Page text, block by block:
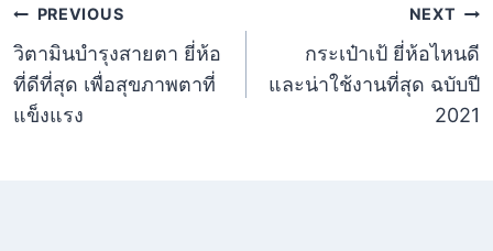
แนะแนว
เรื่อง
PREVIOUS
วิตามินบำรุงสายตา ยี่ห้อ
ที่ดีที่สุด เพื่อสุขภาพตาที่
แข็งแรง
NEXT
กระเป๋าเป้ ยี่ห้อไหนดี
และน่าใช้งานที่สุด ฉบับปี
2021